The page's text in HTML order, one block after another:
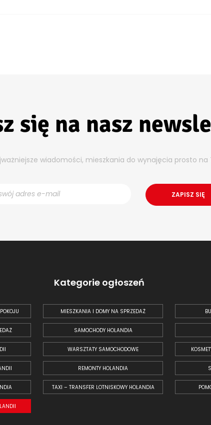
się na nasz
wiadomości, mieszkania do wynajęcia prosto na
Kategorie ogłoszeń
MIESZKANIA I DOMY NA SPRZEDAŻ
SAMOCHODY HOLANDIA
WARSZTATY SAMOCHODOWE
REMONTY HOLANDIA
TAXI – TRANSFER LOTNISKOWY HOLANDIA